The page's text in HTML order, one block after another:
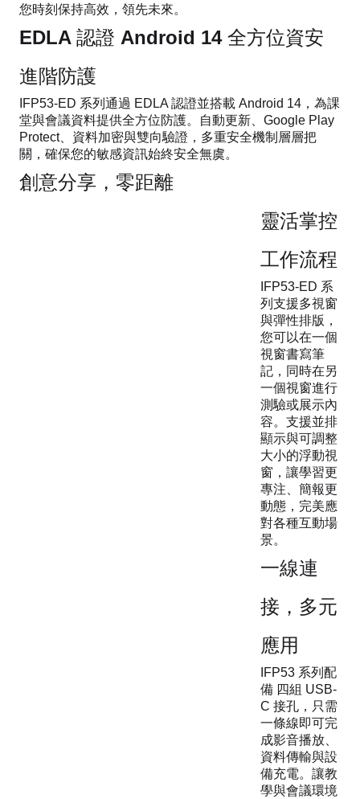
您時刻保持高效，領先未來。
EDLA 認證 Android 14 全方位資安
進階防護
IFP53-ED 系列通過 EDLA 認證並搭載 Android 14，為課
堂與會議資料提供全方位防護。自動更新、Google Play
Protect、資料加密與雙向驗證，多重安全機制層層把
關，確保您的敏感資訊始終安全無虞。
創意分享，零距離
靈活掌控
工作流程
IFP53-ED 系
列支援多視窗
與彈性排版，
您可以在一個
視窗書寫筆
記，同時在另
一個視窗進行
測驗或展示內
容。支援並排
顯示與可調整
大小的浮動視
窗，讓學習更
專注、簡報更
動態，完美應
對各種互動場
景。
一線連
接，多元
應用
IFP53 系列配
備 四組 USB-
C 接孔，只需
一條線即可完
成影音播放、
資料傳輸與設
備充電。讓教
學與會議環境